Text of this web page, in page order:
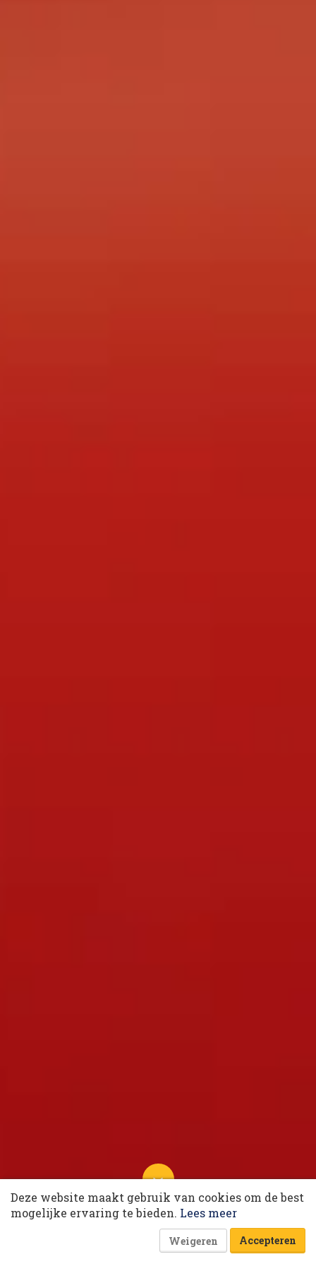
19 november 2020 om 10:19
16 minuten
Robert Larsen
Wil de digitale leider opstaan?
Deze website maakt gebruik van cookies om de best
mogelijke ervaring te bieden. Lees meer
Weigeren Accepteren
Korting op events